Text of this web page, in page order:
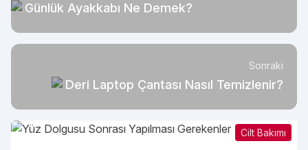
Günlük Ayakkabı Ne Demek?
Sonraki
Deri Laptop Çantası Nasıl Temizlenir?
Cilt Bakımı